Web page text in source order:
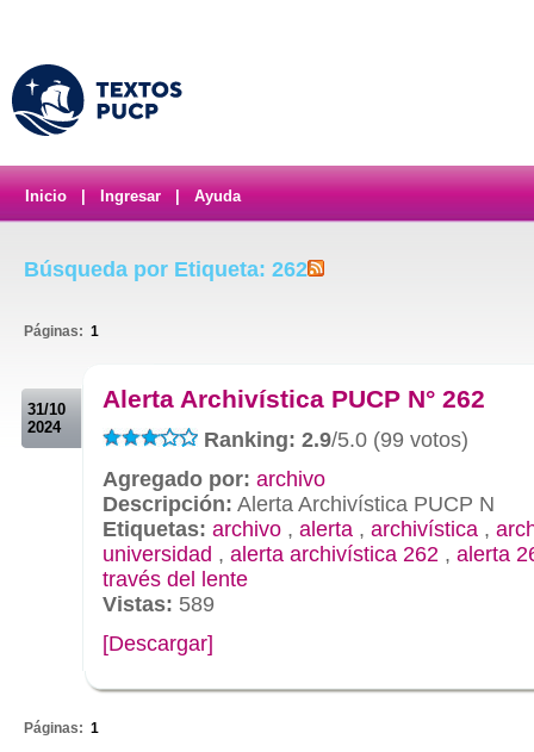
Inicio Ingresar Ayuda
Búsqueda por Etiqueta: 262
Páginas: 1
31/10
2024
Alerta Archivística PUCP N° 262
Ranking: 2.9/5.0 (99 votos)
Agregado por: archivo
Descripción: Alerta Archivística PUCP N
Etiquetas: archivo , alerta , archivística ,
universidad , alerta archivística 262 , alerta
través del lente
Vistas: 589
[Descargar]
Páginas: 1